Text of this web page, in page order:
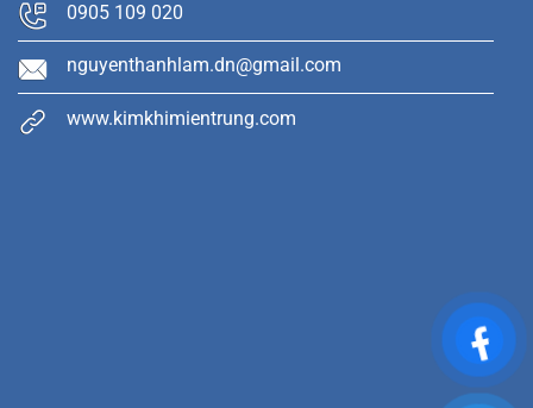
0905 109 020
nguyenthanhlam.dn@gmail.com
www.kimkhimientrung.com